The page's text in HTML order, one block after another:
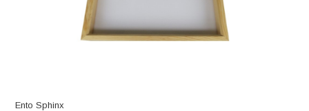
Ento Sphinx